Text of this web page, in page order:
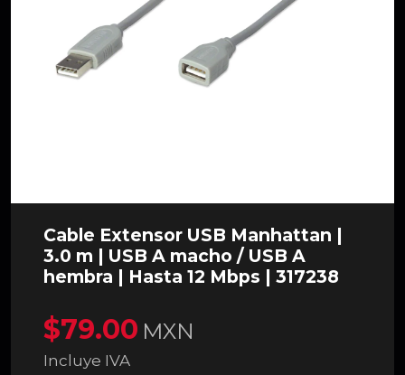
Cable Extensor USB Manhattan |
3.0 m | USB A macho / USB A
hembra | Hasta 12 Mbps | 317238
$79.00 MXN
Incluye IVA